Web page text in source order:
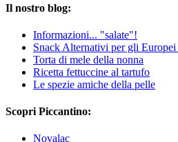
Il nostro blog:
Informazioni... "salate"!
Snack Alternativi per gli
Torta di mele della nonna
Ricetta fettuccine al tartufo
Le spezie amiche della pelle
Scopri Piccantino:
Novalac